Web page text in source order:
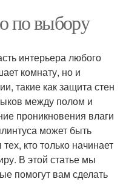
по выбору
интерьера любого
комнату, но и
такие как защита стен
между полом и
проникновения влаги
может быть
кто только начинает
В этой статье мы
помогут вам сделать